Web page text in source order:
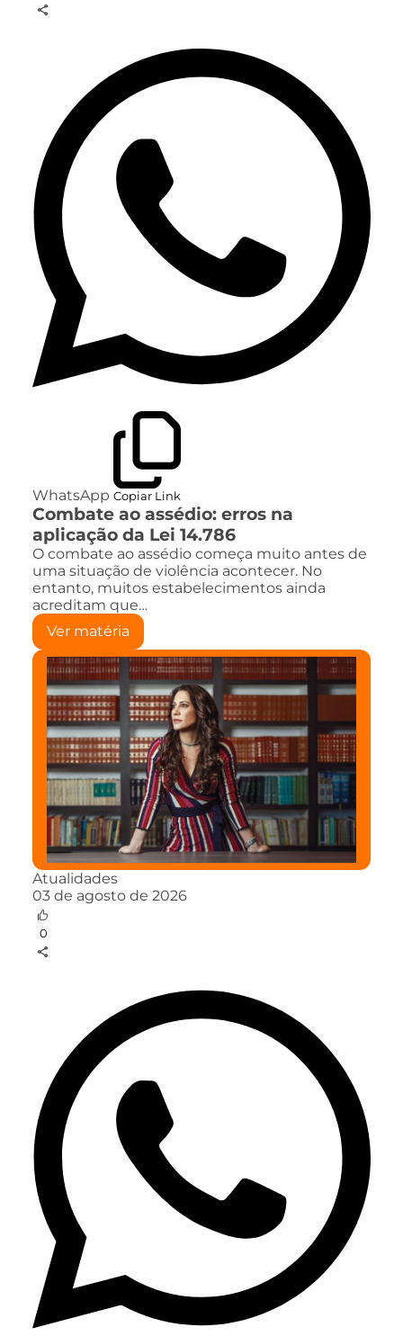
WhatsApp Copiar Link
Combate ao assédio: erros na
aplicação da Lei 14.786
O combate ao assédio começa muito antes de
uma situação de violência acontecer. No
entanto, muitos estabelecimentos ainda
acreditam que…
Ver matéria
Atualidades
03 de agosto de 2026
0